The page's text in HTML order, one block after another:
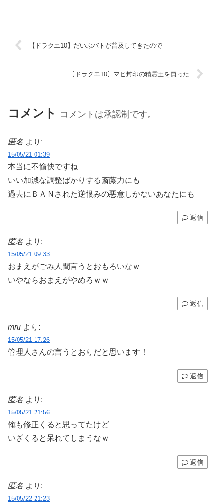
【ドラクエ10】だいぶバトが普及してきたので
【ドラクエ10】マヒ封印の精霊王を買った
コメント コメントは承認制です。
匿名 より:
15/05/21 01:39
本当に不愉快ですね
いい加減な調整ばかりする斎藤力にも
過去にＢＡＮされた逆恨みの悪意しかないあなたにも
返信
匿名 より:
15/05/21 09:33
おまえがごみ人間言うとおもろいなｗ
いやならおまえがやめろｗｗ
返信
mru より:
15/05/21 17:26
管理人さんの言うとおりだと思います！
返信
匿名 より:
15/05/21 21:56
俺も修正くると思ってたけど
いざくると呆れてしまうなｗ
返信
匿名 より:
15/05/22 21:23